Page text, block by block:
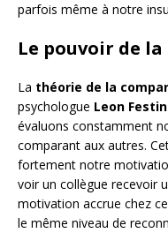
parfois même à notre
Le pouvoir de
La théorie de la
psychologue Leon
évaluons constamment
comparant aux autres.
fortement notre
voir un collègue recevoir
motivation accrue chez
le même niveau de